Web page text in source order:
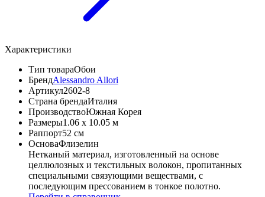
Характеристики
Тип товараОбои
БрендAlessandro Allori
Артикул2602-8
Страна брендаИталия
ПроизводствоЮжная Корея
Размеры1.06 x 10.05 м
Раппорт52 см
ОсноваФлизелин
Нетканый материал, изготовленный на основе
целлюлозных и текстильных волокон, пропитанных
специальными связующими веществами, с
последующим прессованием в тонкое полотно.